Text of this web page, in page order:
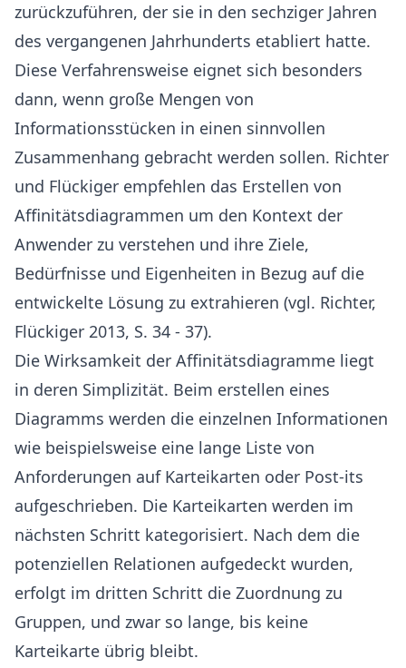
zurückzuführen, der sie in den sechziger Jahren
des vergangenen Jahrhunderts etabliert hatte.
Diese Verfahrensweise eignet sich besonders
dann, wenn große Mengen von
Informationsstücken in einen sinnvollen
Zusammenhang gebracht werden sollen. Richter
und Flückiger empfehlen das Erstellen von
Affinitätsdiagrammen um den Kontext der
Anwender zu verstehen und ihre Ziele,
Bedürfnisse und Eigenheiten in Bezug auf die
entwickelte Lösung zu extrahieren (vgl. Richter,
Flückiger 2013, S. 34 - 37).
Die Wirksamkeit der Affinitätsdiagramme liegt
in deren Simplizität. Beim erstellen eines
Diagramms werden die einzelnen Informationen
wie beispielsweise eine lange Liste von
Anforderungen auf Karteikarten oder Post-its
aufgeschrieben. Die Karteikarten werden im
nächsten Schritt kategorisiert. Nach dem die
potenziellen Relationen aufgedeckt wurden,
erfolgt im dritten Schritt die Zuordnung zu
Gruppen, und zwar so lange, bis keine
Karteikarte übrig bleibt.